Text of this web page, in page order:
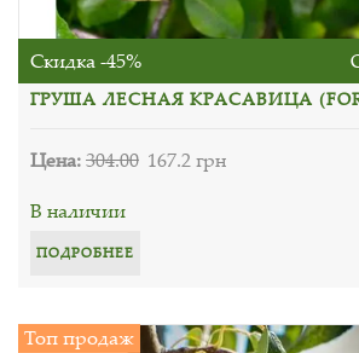
Скидка -45%
ГРУША ЛЕСНАЯ КРАСАВИЦА
Цена:304.00 167.2 грн
В наличии
ПОДРОБНЕЕ
Топ продаж